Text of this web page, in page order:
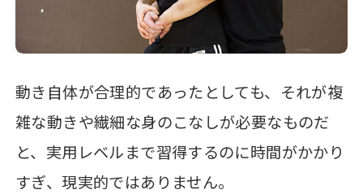
動き自体が合理的であったとしても、それが複
雑な動きや繊細な身のこなしが必要なものだ
と、実用レベルまで習得するのに時間がかかり
すぎ、現実的ではありません。